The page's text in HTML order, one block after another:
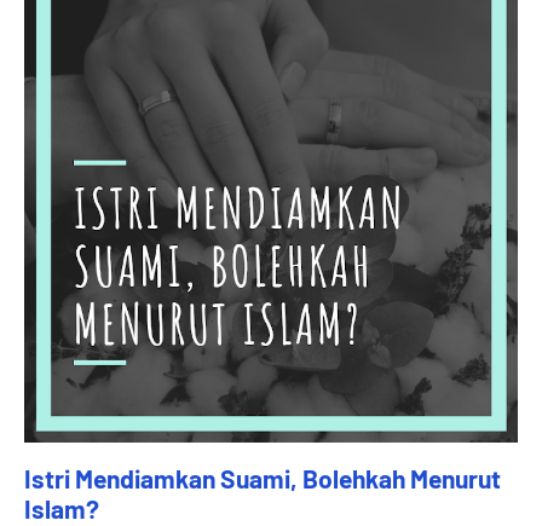
Istri Mendiamkan Suami, Bolehkah Menurut
Islam?